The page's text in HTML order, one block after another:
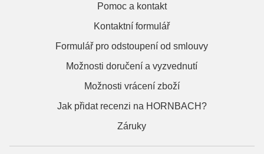
Pomoc a kontakt
Kontaktní formulář
Formulář pro odstoupení od smlouvy
Možnosti doručení a vyzvednutí
Možnosti vrácení zboží
Jak přidat recenzi na HORNBACH?
Záruky